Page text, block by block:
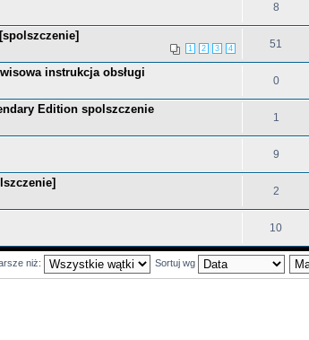
8
1 2 3 4 51
instrukcja obsługi
0
Edition spolszczenie
1
9
2
10
niż: Sortuj wg